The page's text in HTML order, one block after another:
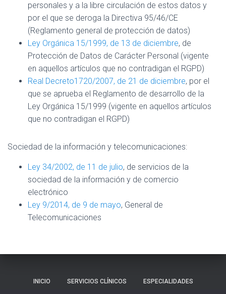
personales y a la libre circulación de estos datos y
por el que se deroga la Directiva 95/46/CE
(Reglamento general de protección de datos)
Ley Orgánica 15/1999, de 13 de diciembre, de
Protección de Datos de Carácter Personal (vigente
en aquellos artículos que no contradigan el RGPD)
Real Decreto1720/2007, de 21 de diciembre, por el
que se aprueba el Reglamento de desarrollo de la
Ley Orgánica 15/1999 (vigente en aquellos artículos
que no contradigan el RGPD)
Sociedad de la información y telecomunicaciones:
Ley 34/2002, de 11 de julio, de servicios de la
sociedad de la información y de comercio
electrónico
Ley 9/2014, de 9 de mayo, General de
Telecomunicaciones
INICIO SERVICIOS CLÍNICOS ESPECIALIDADES